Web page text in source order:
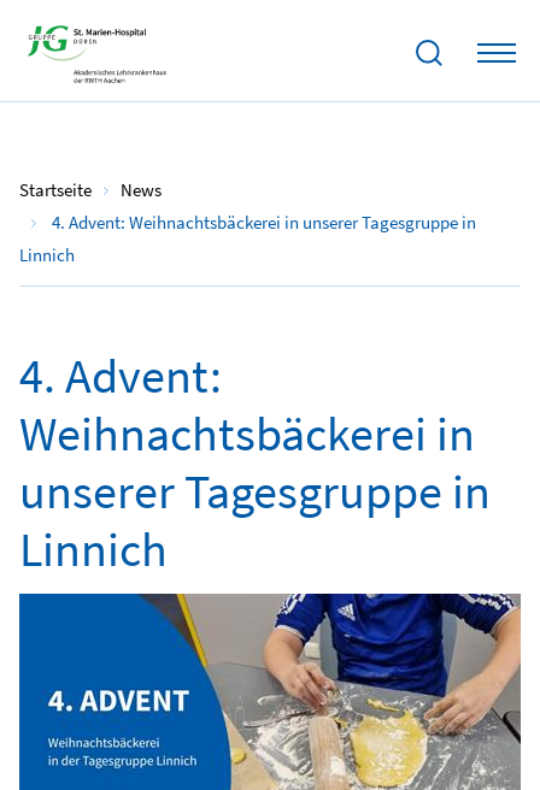
Startseite
News
4. Advent: Weihnachtsbäckerei in unserer Tagesgruppe in
Linnich
21.12.2025
4. Advent:
Weihnachtsbäckerei in
unserer Tagesgruppe in
Linnich